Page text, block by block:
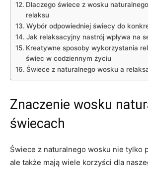
Dlaczego świece‌ z wosku
relaksu
Wybór odpowiedniej⁣ świecy do
Jak relaksacyjny ‌nastrój wpływa na
Kreatywne sposoby wykorzystania
świec w codziennym życiu
Świece z⁣ naturalnego wosku a
Znaczenie​ wosku‍
świecach
Świece ⁤z naturalnego wosku nie tylko
ale także mają wiele ​korzyści dla